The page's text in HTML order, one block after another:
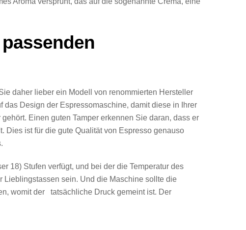
daher lieber ein Modell von renommierten Hersteller
Design der Espressomaschine, damit diese in Ihrer
Einen guten Tamper erkennen Sie daran, dass er
Dies ist für die gute Qualität von Espresso genauso
18) Stufen verfügt, und bei der die Temperatur des
Lieblingstassen sein. Und die Maschine sollte die
womit der tatsächliche Druck gemeint ist. Der